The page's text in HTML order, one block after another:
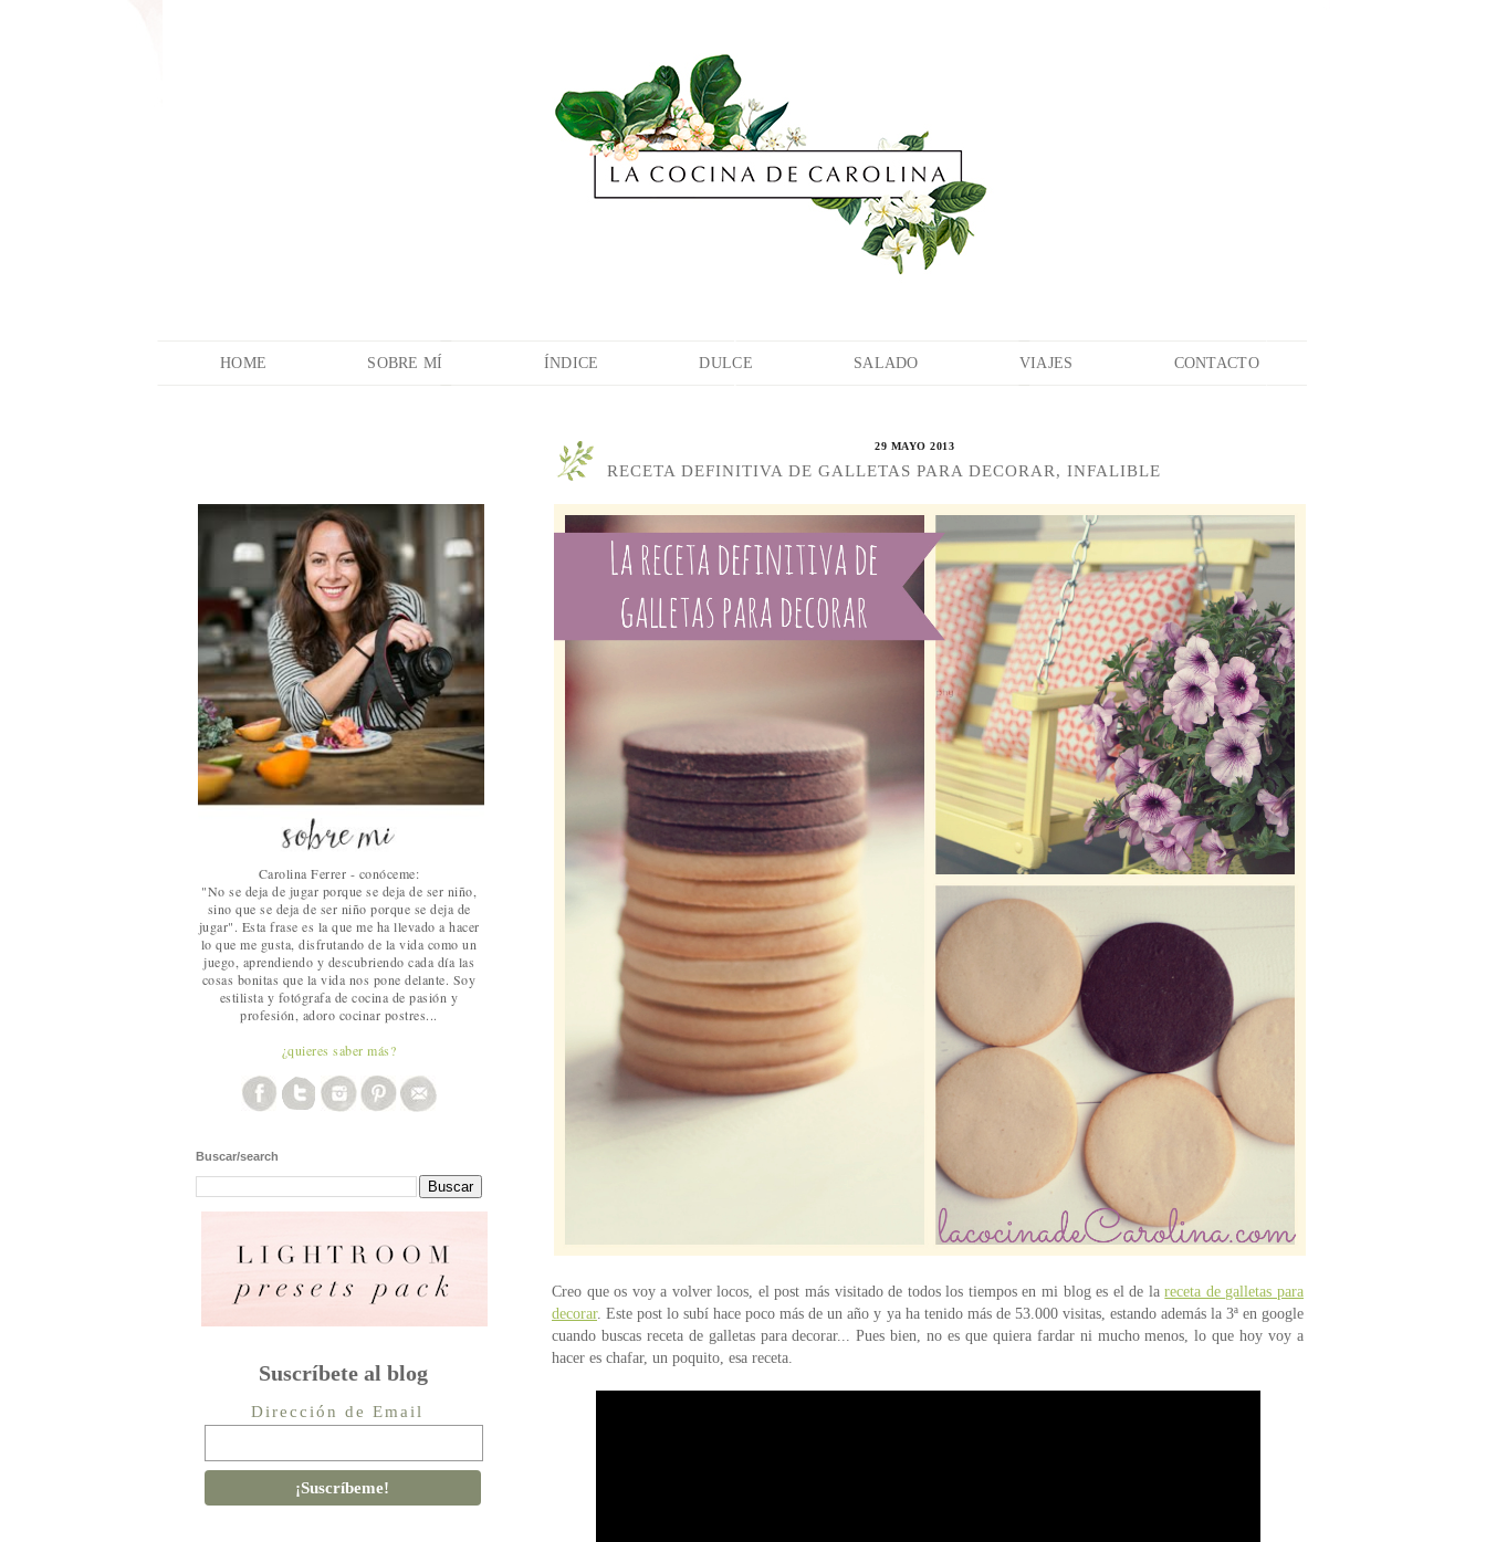
HOME SOBRE MÍ ÍNDICE DULCE SALADO VIAJES CONTACTO
29 MAYO 2013
RECETA DEFINITIVA DE GALLETAS PARA DECORAR, INFALIBLE
Creo que os voy a volver locos, el post más visitado de todos los tiempos en mi blog es el de lareceta de galletas para
decorar. Este post lo subí hace poco más de un año y ya ha tenido más de 53.000 visitas, estando además la 3ª en google
cuando buscas receta de galletas para decorar... Pues bien, no es que quiera fardar ni mucho menos, lo que hoy voy a
hacer es chafar, un poquito, esa receta.
Carolina Ferrer - conóceme:
"No se deja de jugar porque se deja de ser niño,
sino que se deja de ser niño porque se deja de
jugar". Esta frase es la que me ha llevado a hacer
lo que me gusta, disfrutando de la vida como un
juego, aprendiendo y descubriendo cada día las
cosas bonitas que la vida nos pone delante. Soy
estilista y fotógrafa de cocina de pasión y
profesión, adoro cocinar postres...
¿quieres saber más?
Buscar/search
Suscríbete al blog
Dirección de Email